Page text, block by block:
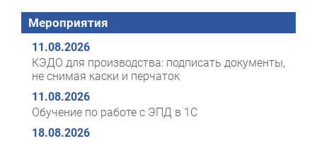
Мероприятия
11.08.2026
КЭДО для производства: подписать документы,
не снимая каски и перчаток
11.08.2026
Обучение по работе с ЭПД в 1С
18.08.2026